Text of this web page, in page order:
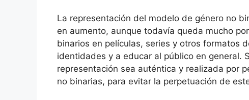
La representación del modelo de género no
en aumento, aunque todavía queda mucho
binarios en películas, series y otros formatos
identidades y a educar al público en general.
representación sea auténtica y realizada por
no binarias, para evitar la perpetuación de